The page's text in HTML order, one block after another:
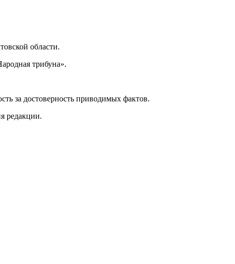
области.
трибуна».
за достоверность приводимых фактов.
редакции.